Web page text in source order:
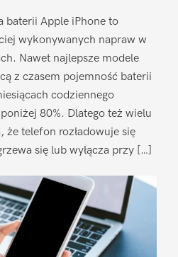
baterii Apple iPhone to
wykonywanych napraw w
Nawet najlepsze modele
z czasem pojemność baterii
codziennego
80%. Dlatego też wielu
telefon rozładowuje się
się lub wyłącza przy […]